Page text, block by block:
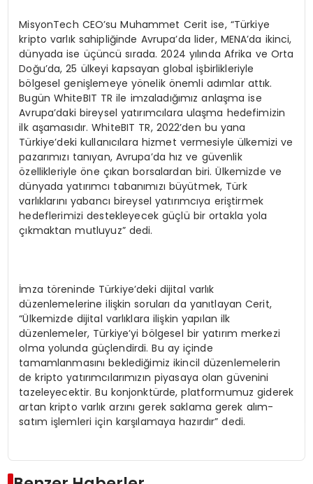
MisyonTech CEO’su Muhammet Cerit ise, “Türkiye
kripto varlık sahipliğinde Avrupa’da lider, MENA’da ikinci,
dünyada ise üçüncü sırada. 2024 yılında Afrika ve Orta
Doğu’da, 25 ülkeyi kapsayan global işbirlikleriyle
bölgesel genişlemeye yönelik önemli adımlar attık.
Bugün WhiteBIT TR ile imzaladığımız anlaşma ise
Avrupa’daki bireysel yatırımcılara ulaşma hedefimizin
ilk aşamasıdır. WhiteBIT TR, 2022’den bu yana
Türkiye’deki kullanıcılara hizmet vermesiyle ülkemizi ve
pazarımızı tanıyan, Avrupa’da hız ve güvenlik
özellikleriyle öne çıkan borsalardan biri. Ülkemizde ve
dünyada yatırımcı tabanımızı büyütmek, Türk
varlıklarını yabancı bireysel yatırımcıya eriştirmek
hedeflerimizi destekleyecek güçlü bir ortakla yola
çıkmaktan mutluyuz” dedi.
İmza töreninde Türkiye’deki dijital varlık
düzenlemelerine ilişkin soruları da yanıtlayan Cerit,
“Ülkemizde dijital varlıklara ilişkin yapılan ilk
düzenlemeler, Türkiye’yi bölgesel bir yatırım merkezi
olma yolunda güçlendirdi. Bu ay içinde
tamamlanmasını beklediğimiz ikincil düzenlemelerin
de kripto yatırımcılarımızın piyasaya olan güvenini
tazeleyecektir. Bu konjonktürde, platformumuz giderek
artan kripto varlık arzını gerek saklama gerek alım-
satım işlemleri için karşılamaya hazırdır” dedi.